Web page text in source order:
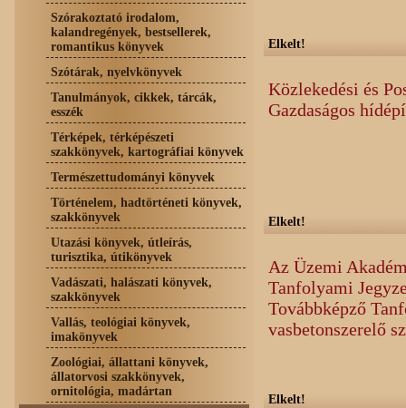
Szórakoztató irodalom,
kalandregények, bestsellerek,
romantikus könyvek
Szótárak, nyelvkönyvek
Tanulmányok, cikkek, tárcák,
esszék
Térképek, térképészeti
szakkönyvek, kartográfiai könyvek
Természettudományi könyvek
Történelem, hadtörténeti könyvek,
szakkönyvek
Utazási könyvek, útleírás,
turisztika, útikönyvek
Vadászati, halászati könyvek,
szakkönyvek
Vallás, teológiai könyvek,
imakönyvek
Zoológiai, állattani könyvek,
állatorvosi szakkönyvek,
ornitológia, madártan
Elkelt!
Közlekedési és
Gazdaságos
Elkelt!
Az Üzemi
Tanfolyami
Továbbképző
vasbetonszerelő
Elkelt!